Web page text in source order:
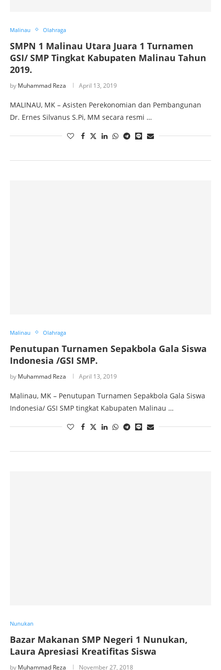
Malinau Olahraga
SMPN 1 Malinau Utara Juara 1 Turnamen
GSI/ SMP Tingkat Kabupaten Malinau Tahun
2019.
by Muhammad Reza April 13, 2019
MALINAU, MK – Asisten Perekonomian dan Pembangunan
Dr. Ernes Silvanus S.Pi, MM secara resmi …
Malinau Olahraga
Penutupan Turnamen Sepakbola Gala Siswa
Indonesia /GSI SMP.
by Muhammad Reza April 13, 2019
Malinau, MK – Penutupan Turnamen Sepakbola Gala Siswa
Indonesia/ GSI SMP tingkat Kabupaten Malinau …
Nunukan
Bazar Makanan SMP Negeri 1 Nunukan,
Laura Apresiasi Kreatifitas Siswa
by Muhammad Reza November 27, 2018